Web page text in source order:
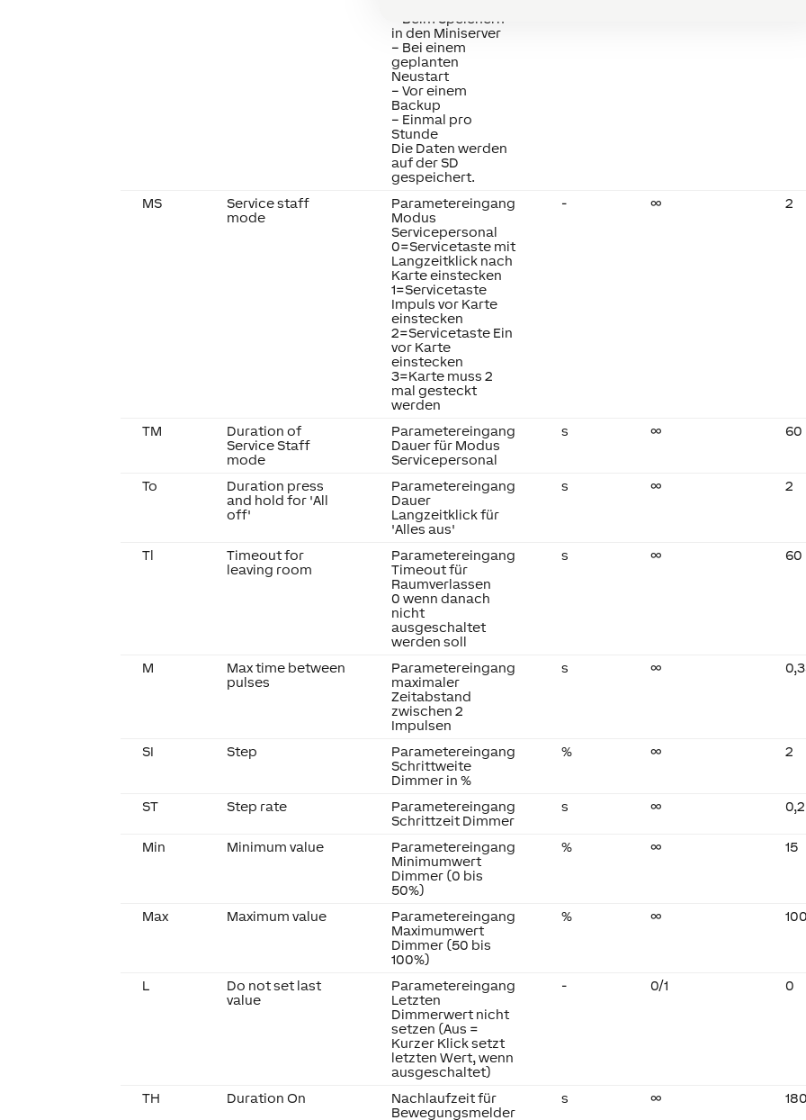
– Beim Speichern
in den Miniserver
– Bei einem
geplanten
Neustart
– Vor einem
Backup
– Einmal pro
Stunde
Die Daten werden
auf der SD
gespeichert.
MS
Service staff
mode
Parametereingang
Modus
Servicepersonal
0=Servicetaste mit
Langzeitklick nach
Karte einstecken
1=Servicetaste
Impuls vor Karte
einstecken
2=Servicetaste Ein
vor Karte
einstecken
3=Karte muss 2
mal gesteckt
werden
- ∞ 2
TM
Duration of
Service Staff
mode
Parametereingang
Dauer für Modus
Servicepersonal
s ∞ 60
To
Duration press
and hold for 'All
off'
Parametereingang
Dauer
Langzeitklick für
'Alles aus'
s ∞ 2
Tl
Timeout for
leaving room
Parametereingang
Timeout für
Raumverlassen
0 wenn danach
nicht
ausgeschaltet
werden soll
s ∞ 60
M
Max time between
pulses
Parametereingang
maximaler
Zeitabstand
zwischen 2
Impulsen
s ∞
SI Step
Parametereingang
Schrittweite
Dimmer in %
% ∞ 2
ST Step rate
Parametereingang
Schrittzeit Dimmer
s ∞ 0,2
Min Minimum value
Parametereingang
Minimumwert
Dimmer (0 bis
50%)
% ∞ 15
Max Maximum value
Parametereingang
Maximumwert
Dimmer (50 bis
100%)
% ∞
L
Do not set last
value
Parametereingang
Letzten
Dimmerwert nicht
setzen (Aus =
Kurzer Klick setzt
letzten Wert, wenn
ausgeschaltet)
- 0/1 0
TH Duration On
Nachlaufzeit für
Bewegungsmelder
s ∞